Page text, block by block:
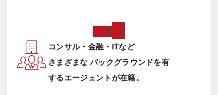
コンサル・金融・ITなど
さまざまなバックグラウンドを有
するエージェントが在籍。